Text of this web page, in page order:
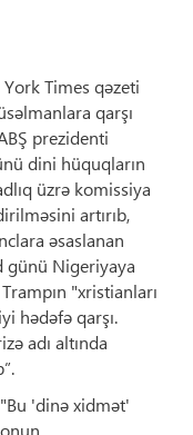
Times qəzeti
qarşı
prezidenti
dini hüquqların
üzrə komissiya
artırıb,
əsaslanan
günü Nigeriyaya
"xristianları
hədəfə qarşı.
adı altında
'dinə xidmət'